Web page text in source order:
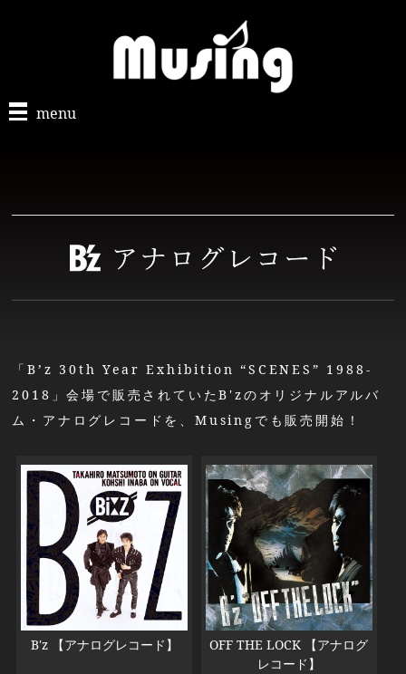
menu
「B’z 30th Year Exhibition “SCENES” 1988-
2018」会場で販売されていたB'zのオリジナルアルバ
ム・アナログレコードを、Musingでも販売開始！
B'z 【アナログレコード】
OFF THE LOCK 【アナログ
レコード】